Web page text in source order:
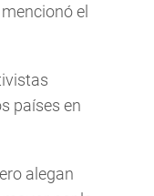
el
países en
alegan